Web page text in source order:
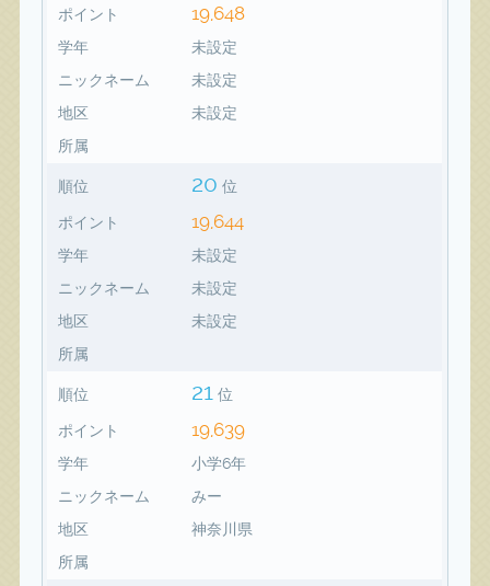
ポイント 19,648
学年
未設定
ニックネーム
未設定
地区
未設定
所属
順位 20 位
ポイント 19,644
学年
未設定
ニックネーム
未設定
地区
未設定
所属
順位 21 位
ポイント 19,639
学年
小学6年
ニックネーム
みー
地区
神奈川県
所属